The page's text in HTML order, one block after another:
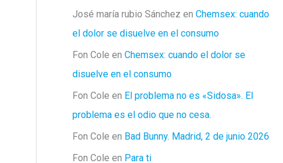
José maría rubio Sánchez en Chemsex: cuando
el dolor se disuelve en el consumo
Fon Cole en Chemsex: cuando el dolor se
disuelve en el consumo
Fon Cole en El problema no es «Sidosa». El
problema es el odio que no cesa.
Fon Cole en Bad Bunny. Madrid, 2 de junio 2026
Fon Cole en Para ti